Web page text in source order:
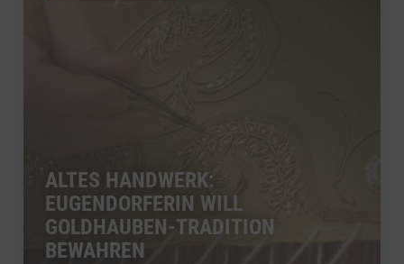
ALTES HANDWERK:
EUGENDORFERIN WILL
GOLDHAUBEN-TRADITION
BEWAHREN